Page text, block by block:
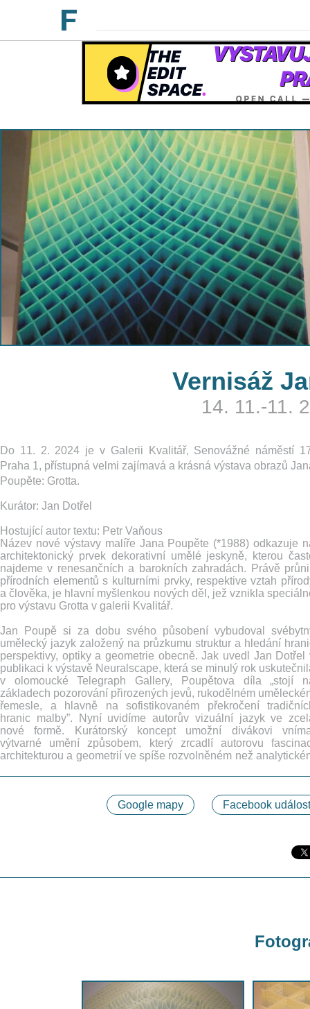
Vernisáž
14. 11.-11.
Do 11. 2. 2024 je v Galerii Kvalitář, Senovážné náměstí
Praha 1, přístupná velmi zajímavá a krásná výstava obrazů
Poupěte: Grotta.
Kurátor: Jan Dotřel
Hostující autor textu: Petr Vaňous
Název nové výstavy malíře Jana Poupěte (*1988) odkazuje
architektonický prvek dekorativní umělé jeskyně, kterou
najdeme v renesančních a barokních zahradách. Právě
přírodních elementů s kulturními prvky, respektive vztah
a člověka, je hlavní myšlenkou nových děl, jež vznikla
pro výstavu Grotta v galerii Kvalitář.
Jan Poupě si za dobu svého působení vybudoval
umělecký jazyk založený na průzkumu struktur a hledání
perspektivy, optiky a geometrie obecně. Jak uvedl Jan Dotřel
publikaci k výstavě Neuralscape, která se minulý rok
v olomoucké Telegraph Gallery, Poupětova díla „stojí
základech pozorování přirozených jevů, rukodělném
řemesle, a hlavně na sofistikovaném překročení
hranic malby”. Nyní uvidíme autorův vizuální jazyk ve
nové formě. Kurátorský koncept umožní divákovi
výtvarné umění způsobem, který zrcadlí autorovu
architekturou a geometrií ve spíše rozvolněném než
Google mapy Facebook